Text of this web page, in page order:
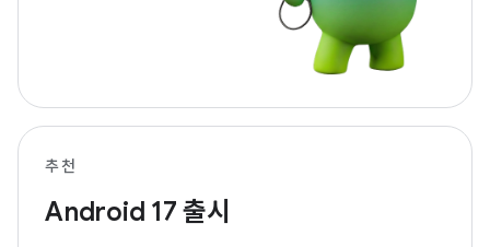
추천
Android 17 출시